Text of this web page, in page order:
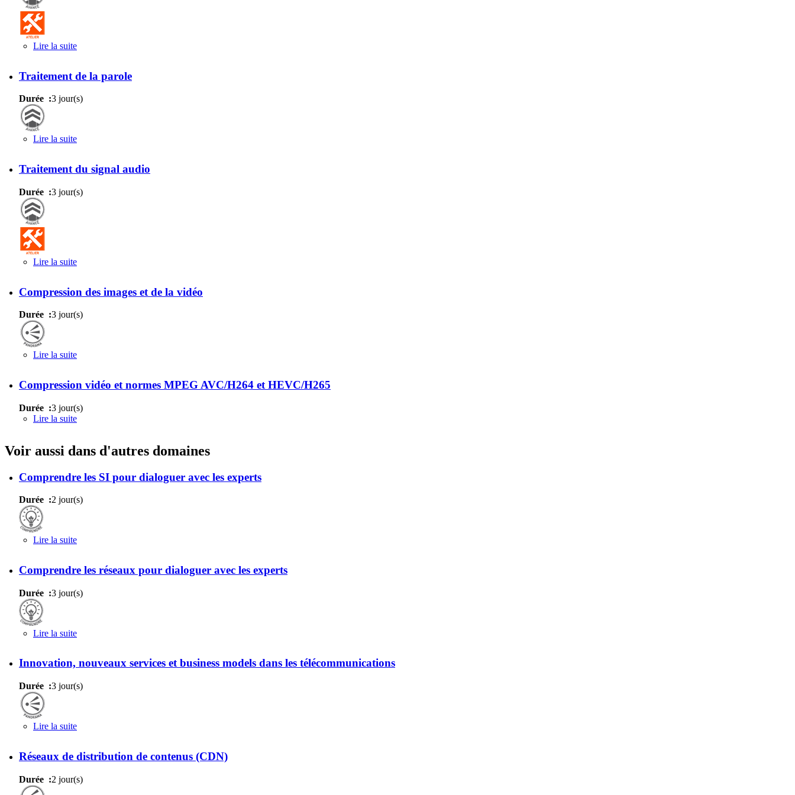
Lire la suite
Traitement de la parole
Durée :3 jour(s)
Lire la suite
Traitement du signal audio
Durée :3 jour(s)
Lire la suite
Compression des images et de la vidéo
Durée :3 jour(s)
Lire la suite
Compression vidéo et normes MPEG AVC/H264 et HEVC/H265
Durée :3 jour(s)
Lire la suite
Voir aussi dans d'autres domaines
Comprendre les SI pour dialoguer avec les experts
Durée :2 jour(s)
Lire la suite
Comprendre les réseaux pour dialoguer avec les experts
Durée :3 jour(s)
Lire la suite
Innovation, nouveaux services et business models dans les télécommunications
Durée :3 jour(s)
Lire la suite
Réseaux de distribution de contenus (CDN)
Durée :2 jour(s)